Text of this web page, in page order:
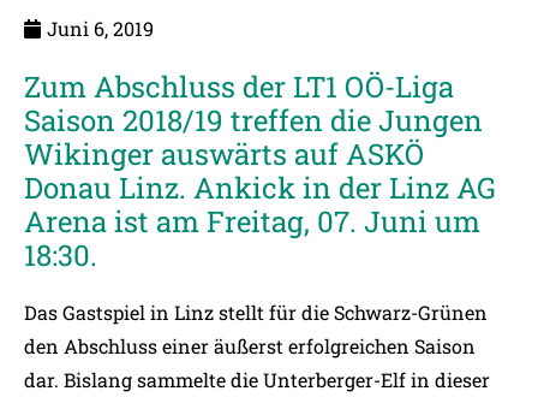
Juni 6, 2019
Zum Abschluss der LT1 OÖ-Liga
Saison 2018/19 treffen die Jungen
Wikinger auswärts auf ASKÖ
Donau Linz. Ankick in der Linz AG
Arena ist am Freitag, 07. Juni um
18:30.
Das Gastspiel in Linz stellt für die Schwarz-Grünen
den Abschluss einer äußerst erfolgreichen Saison
dar. Bislang sammelte die Unterberger-Elf in dieser